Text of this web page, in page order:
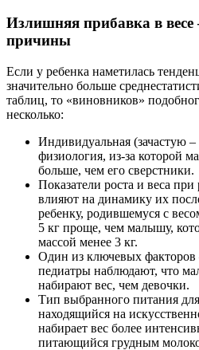
Излишняя прибавка в
причины
Если у ребенка наметилась
значительно больше
таблиц, то «виновников»
несколько:
Индивидуальная (зачастую –
физиология, из-за которой
больше, чем его сверстники.
Показатели роста и веса
влияют на динамику их
ребенку, родившемуся с
5 кг проще, чем малышу,
массой менее 3 кг.
Один из ключевых факторов
педиатры наблюдают, что
набирают вес, чем девочки.
Тип выбранного питания
находящийся на
набирает вес более
питающийся грудным